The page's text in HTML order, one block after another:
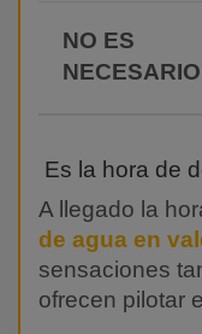
NO ES
NECESARIO
Es la hora de
A llegado la
de agua en
sensaciones
ofrecen pilotar